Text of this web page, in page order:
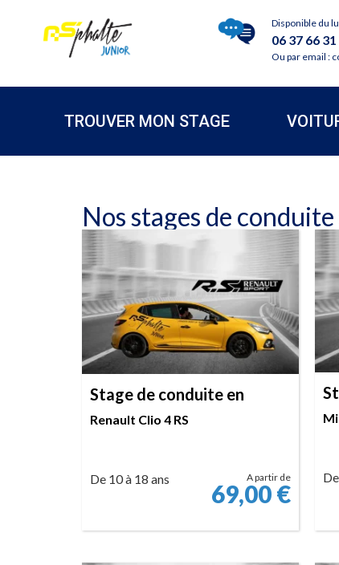
Disponible du
06 37 66
Ou par email :
TROUVER MON STAGE
Nos stages de
Stage de conduite en
Renault Clio 4 RS
De 10 à 18 ans A partir de
69,00€